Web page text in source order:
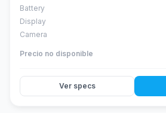
Battery
Display
Camera
Precio no disponible
Ver specs